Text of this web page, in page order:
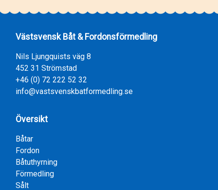
Västsvensk Båt & Fordonsförmedling
Nils Ljungquists väg 8
452 31 Strömstad
+46 (0) 72 222 52 32
info@vastsvenskbatformedling.se
Översikt
Båtar
Fordon
Båtuthyrning
Förmedling
Sålt